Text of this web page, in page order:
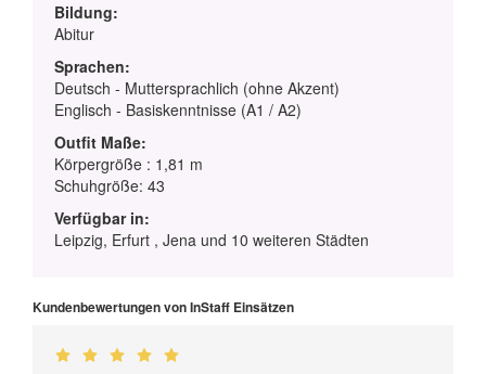
Bildung:
Abitur
Sprachen:
Deutsch - Muttersprachlich (ohne Akzent)
Englisch - Basiskenntnisse (A1 / A2)
Outfit Maße:
Körpergröße : 1,81 m
Schuhgröße: 43
Verfügbar in:
Leipzig, Erfurt , Jena und 10 weiteren Städten
Kundenbewertungen von InStaff Einsätzen